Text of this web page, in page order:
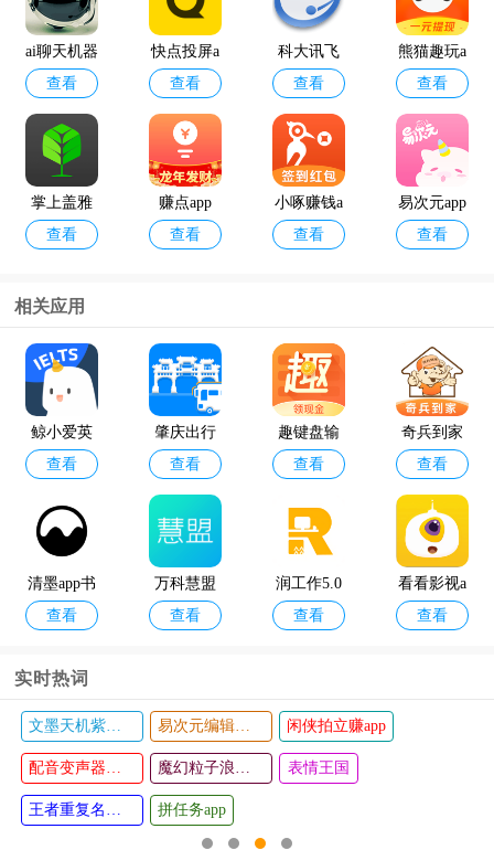
ai聊天机器
人
查看
快点投屏a
pp
查看
科大讯飞
语音引擎
最新版
查看
熊猫趣玩a
pp官方版
查看
掌上盖雅
考勤app官
查看
赚点app
查看
小啄赚钱a
pp
查看
易次元app
查看
12398能源
监管热线a
pp官方版
查看
geektyper
模拟黑客
软件手机
版
查看
相关应用
鲸小爱英
语
查看
肇庆出行
查看
趣键盘输
入法最新
查看
奇兵到家
安装接单
平台app官
方版最新
版
查看
清墨app书
源
查看
万科慧盟
供应商门
查看
润工作5.0
最新版本
查看
看看影视a
pp去广告
查看
安阳市人
大最新版
查看
优剪辑app
查看
实时热词
闲侠拍立赚app
表情王国
拼任务app